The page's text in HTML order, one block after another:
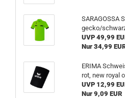
SARAGOSSA
gecko/
UVP 49,99
Nur 34,99
ERIMA
rot, new royal
UVP 12,99
Nur 9,09 EUR